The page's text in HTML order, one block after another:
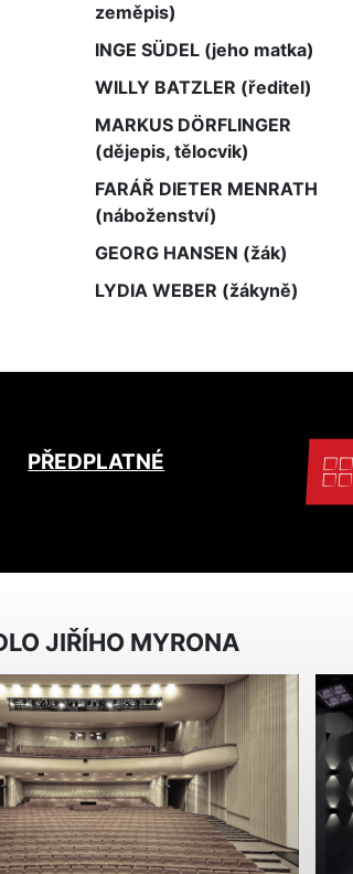
zeměpis)
INGE SÜDEL (jeho matka)
WILLY BATZLER (ředitel)
MARKUS DÖRFLINGER
(dějepis, tělocvik)
FARÁŘ DIETER MENRATH
(náboženství)
GEORG HANSEN (žák)
LYDIA WEBER (žákyně)
PŘEDPLATNÉ
JIŘÍHO MYRONA